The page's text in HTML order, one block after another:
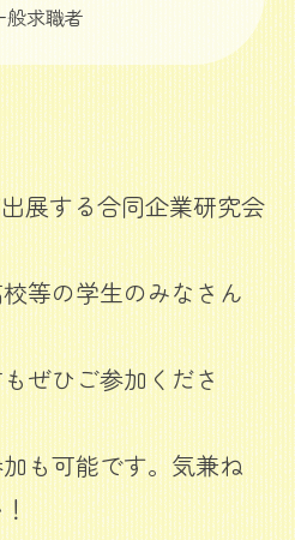
般求職者
展する合同企業研究会
等の学生のみなさん
ぜひご参加くださ
も可能です。気兼ね